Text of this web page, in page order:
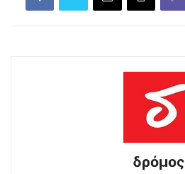
δρόμος